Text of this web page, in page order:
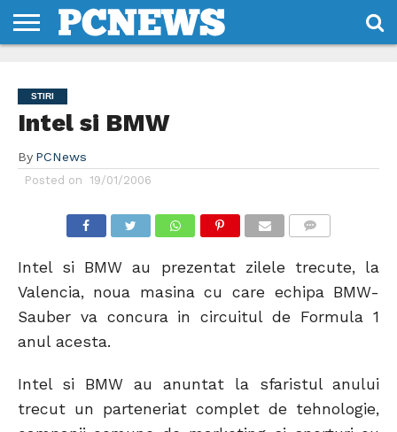
NOI
SI
CONDITII
STIRI
Intel si BMW
By PCNews
Posted on 19/01/2006
Intel si BMW au prezentat zilele trecute, la
Valencia, noua masina cu care echipa BMW-
Sauber va concura in circuitul de Formula 1
anul acesta.
Intel si BMW au anuntat la sfaristul anului
trecut un parteneriat complet de tehnologie,